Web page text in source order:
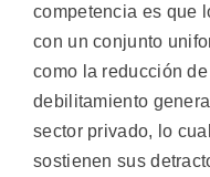
competencia es que
con un conjunto
como la reducción
debilitamiento
sector privado, lo
sostienen sus